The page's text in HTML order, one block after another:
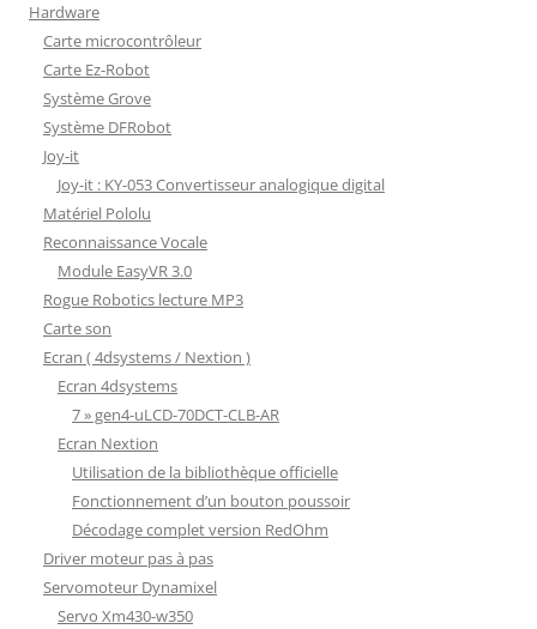
Hardware
Carte microcontrôleur
Carte Ez-Robot
Système Grove
Système DFRobot
Joy-it
Joy-it : KY-053 Convertisseur analogique digital
Matériel Pololu
Reconnaissance Vocale
Module EasyVR 3.0
Rogue Robotics lecture MP3
Carte son
Ecran ( 4dsystems / Nextion )
Ecran 4dsystems
7 » gen4-uLCD-70DCT-CLB-AR
Ecran Nextion
Utilisation de la bibliothèque officielle
Fonctionnement d’un bouton poussoir
Décodage complet version RedOhm
Driver moteur pas à pas
Servomoteur Dynamixel
Servo Xm430-w350